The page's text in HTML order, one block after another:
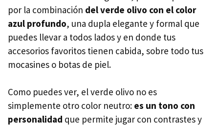
por la combinación del verde olivo con el color
azul profundo, una dupla elegante y formal que
puedes llevar a todos lados y en donde tus
accesorios favoritos tienen cabida, sobre todo tus
mocasines o botas de piel.
Como puedes ver, el verde olivo no es
simplemente otro color neutro: es un tono con
personalidad que permite jugar con contrastes y